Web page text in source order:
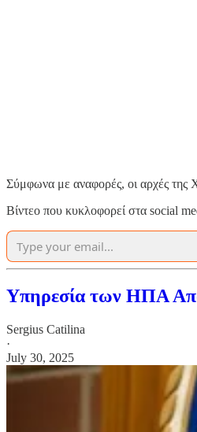
Σύμφωνα με αναφορές, οι αρχές της
Βίντεο που κυκλοφορεί στα social
Υπηρεσία των ΗΠΑ
Sergius Catilina
·
July 30, 2025